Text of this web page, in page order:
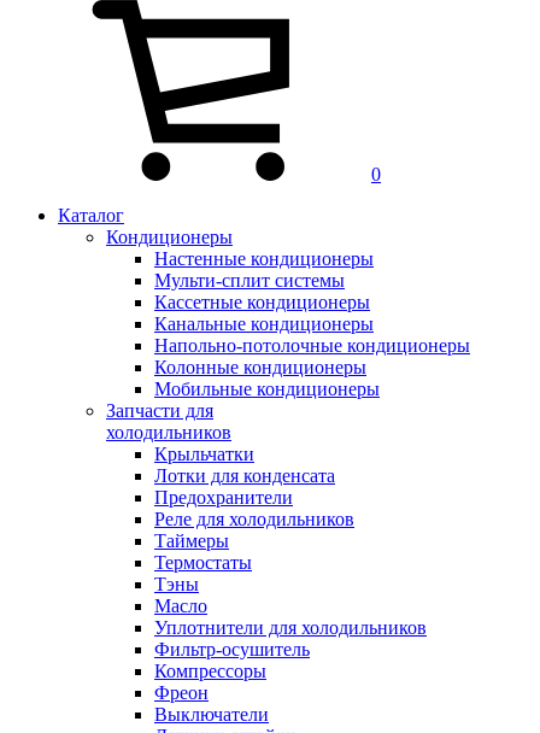
0
Каталог
Кондиционеры
Настенные кондиционеры
Мульти-сплит системы
Кассетные кондиционеры
Канальные кондиционеры
Напольно-потолочные кондиционеры
Колонные кондиционеры
Мобильные кондиционеры
Запчасти для
холодильников
Крыльчатки
Лотки для конденсата
Предохранители
Реле для холодильников
Таймеры
Термостаты
Тэны
Масло
Уплотнители для холодильников
Фильтр-осушитель
Компрессоры
Фреон
Выключатели